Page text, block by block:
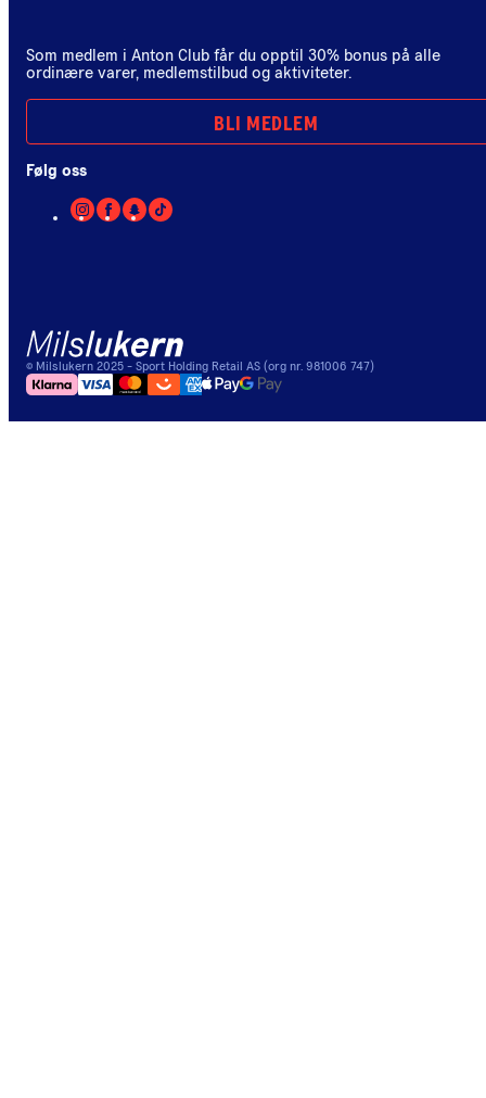
Som medlem i Anton Club får du opptil 30% bonus på alle
ordinære varer, medlemstilbud og aktiviteter.
BLI MEDLEM
Følg oss
© Milslukern 2025 - Sport Holding Retail AS (org nr. 981006 747)